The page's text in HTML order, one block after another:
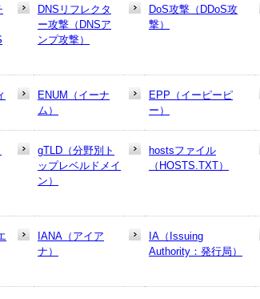
DNSリフレクタ
ー攻撃（DNSア
ンプ攻撃）
DoS攻撃（DDoS攻
撃）
ENUM（イーナ
ム）
EPP（イーピーピ
ー）
gTLD（分野別ト
ップレベルドメイ
ン）
hostsファイル
（HOSTS.TXT）
IANA（アイア
ナ）
IA（Issuing
Authority：発行局）